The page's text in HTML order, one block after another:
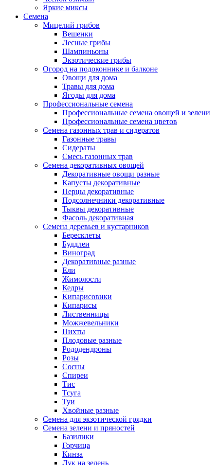
Яркие миксы
Семена
Мицелий грибов
Вешенки
Лесные грибы
Шампиньоны
Экзотические грибы
Огород на подоконнике и балконе
Овощи для дома
Травы для дома
Ягоды для дома
Профессиональные семена
Профессиональные семена овощей и зелени
Профессиональные семена цветов
Семена газонных трав и сидератов
Газонные травы
Сидераты
Смесь газонных трав
Семена декоративных овощей
Декоративные овощи разные
Капусты декоративные
Перцы декоративные
Подсолнечники декоративные
Тыквы декоративные
Фасоль декоративная
Семена деревьев и кустарников
Бересклеты
Буддлеи
Виноград
Декоративные разные
Ели
Жимолости
Кедры
Кипарисовики
Кипарисы
Лиственницы
Можжевельники
Пихты
Плодовые разные
Рододендроны
Розы
Сосны
Спиреи
Тис
Тсуга
Туи
Хвойные разные
Семена для экзотической грядки
Семена зелени и пряностей
Базилики
Горчица
Кинза
Лук на зелень